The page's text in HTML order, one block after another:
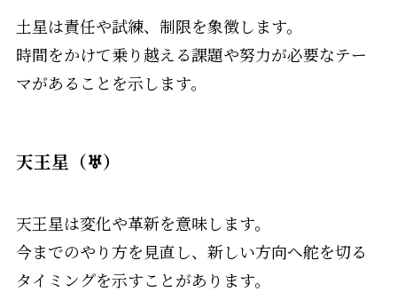
土星は責任や試練、制限を象徴します。
時間をかけて乗り越える課題や努力が必要なテー
マがあることを示します。
天王星（♅）
天王星は変化や革新を意味します。
今までのやり方を見直し、新しい方向へ舵を切る
タイミングを示すことがあります。